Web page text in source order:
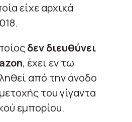
είχε αρχικά
δεν διευθύνει
, έχει εν τω
από την άνοδο
του γίγαντα
εμπορίου.